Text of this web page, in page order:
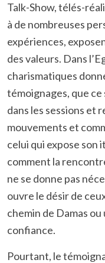
Talk-Show, télés-
à de nombreuses
expériences,
des valeurs. Dans
charismatiques
témoignages, que
dans les sessions et
mouvements et
celui qui expose son
comment la
ne se donne pas
ouvre le désir de
chemin de Damas
confiance.
Pourtant, le